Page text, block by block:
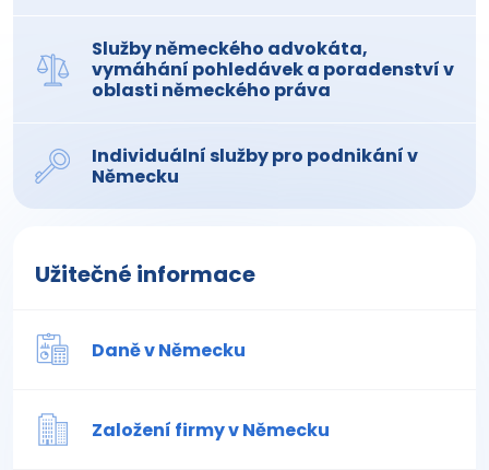
Služby německého advokáta,
vymáhání pohledávek a poradenství v
oblasti německého práva
Individuální služby pro podnikání v
Německu
Užitečné informace
Daně v Německu
Založení firmy v Německu